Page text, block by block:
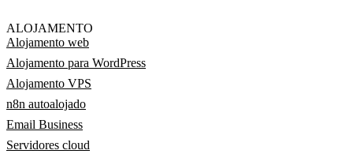
ALOJAMENTO
Alojamento web
Alojamento para WordPress
Alojamento VPS
n8n autoalojado
Email Business
Servidores cloud